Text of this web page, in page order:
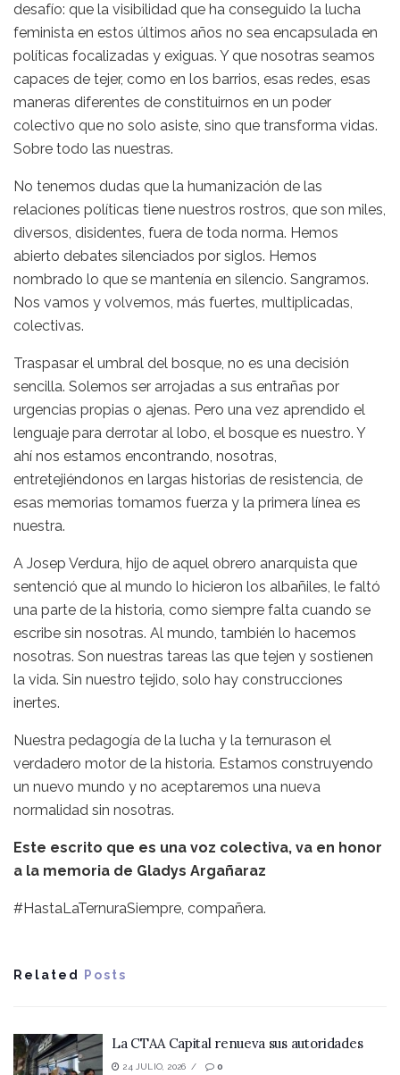
desafío: que la visibilidad que ha conseguido la lucha
feminista en estos últimos años no sea encapsulada en
políticas focalizadas y exiguas. Y que nosotras seamos
capaces de tejer, como en los barrios, esas redes, esas
maneras diferentes de constituirnos en un poder
colectivo que no solo asiste, sino que transforma vidas.
Sobre todo las nuestras.
No tenemos dudas que la humanización de las
relaciones políticas tiene nuestros rostros, que son miles,
diversos, disidentes, fuera de toda norma. Hemos
abierto debates silenciados por siglos. Hemos
nombrado lo que se mantenía en silencio. Sangramos.
Nos vamos y volvemos, más fuertes, multiplicadas,
colectivas.
Traspasar el umbral del bosque, no es una decisión
sencilla. Solemos ser arrojadas a sus entrañas por
urgencias propias o ajenas. Pero una vez aprendido el
lenguaje para derrotar al lobo, el bosque es nuestro. Y
ahí nos estamos encontrando, nosotras,
entretejiéndonos en largas historias de resistencia, de
esas memorias tomamos fuerza y la primera línea es
nuestra.
A Josep Verdura, hijo de aquel obrero anarquista que
sentenció que al mundo lo hicieron los albañiles, le faltó
una parte de la historia, como siempre falta cuando se
escribe sin nosotras. Al mundo, también lo hacemos
nosotras. Son nuestras tareas las que tejen y sostienen
la vida. Sin nuestro tejido, solo hay construcciones
inertes.
Nuestra pedagogía de la lucha y la ternurason el
verdadero motor de la historia. Estamos construyendo
un nuevo mundo y no aceptaremos una nueva
normalidad sin nosotras.
Este escrito que es una voz colectiva, va en honor
a la memoria de Gladys Argañaraz
#HastaLaTernuraSiempre, compañera.
Related Posts
La CTAA Capital renueva sus autoridades
24 JULIO, 2026 0